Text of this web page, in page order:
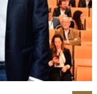
und Anzeigen zu
Medien anbieten
Website zu
Informationen zu Ihrer
Partner für